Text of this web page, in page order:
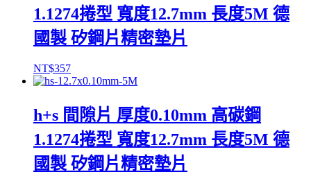
1.1274捲型 寬度12.7mm 長度5M 德
國製 矽鋼片精密墊片
NT$357
h+s 間隙片 厚度0.10mm 高碳鋼
1.1274捲型 寬度12.7mm 長度5M 德
國製 矽鋼片精密墊片